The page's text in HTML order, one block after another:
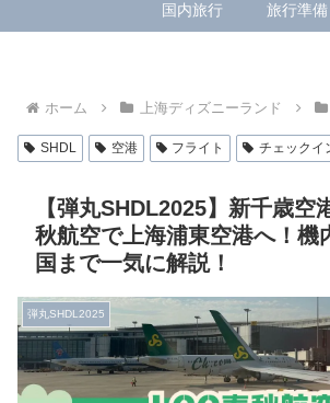
国内旅行 旅行準備
ホーム 上海ディズニーランド
SHDL 空港 フライト チェックイ
【弾丸SHDL2025】新千歳空
秋航空で上海浦東空港へ！機
国まで一気に解説！
弾丸SHDL2025